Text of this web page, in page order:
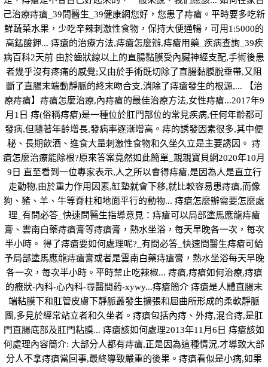
己治療痔瘡_39問醫生_39健康網您好，您患了痔瘡。平時要多吃新
鮮蔬菜水果，少吃辛辣刺激性食物，保持大便通暢，可用1:5000的
高錳酸鉀... 痔瘡的治療方法,痔瘡怎麼辦,痔瘡用藥_疾病查詢_39疾
病百科2天前 由於齒狀線以上的直腸黏膜受內臟神經支配,手術後患
者幾乎沒有疼痛的感覺;又由於手術既切除了直腸黏膜脫垂帶,又阻
斷了直腸末端動靜脈的終末吻合支,消除了痔瘡發生的根源,... 【治
療痔瘡】痔瘡怎麼治療,內痔瘡的最佳治療方法,女性痔瘡...2017年9
月1日 痔(俗稱痔瘡)是一種位於肛門部位的常見疾病,任何年齡都可
發病,但隨著年齡增長,發病率逐漸增高。痔的誘發因素很多,其中便
秘、長期飲酒、進食大量刺激性食物和久坐久立是主要誘因。 痔
瘡怎麼治療能除根?原來答案竟然如此簡單_親親寶貝網2020年10月
9日 直至看到一位專家表示,人之所以會得痔瘡,是因為人是直立行
走動物,由於重力作用因素,缸墊就會下移,就比較容易患痔瘡,而像
狗、豬、羊、牛等脊柱和地面平行的動物... 痔瘡怎麼辦需要怎麼處
理_有問必答_快速問醫生指導意見：痔瘡可以局部塗馬應龍痔瘡
膏、雲南白藥痔瘡膏等痔瘡膏，熱水坐浴，每天早晚各一次，每次
半小時。 得了痔瘡要如何處理呢?_有問必答_快速問醫生痔瘡可給
予局部塗馬應龍痔瘡膏或者是雲南白藥痔瘡膏，熱水坐浴每天早晚
各一次，每次半小時。平時禁止吃辣椒... 痔瘡,痔瘡如何治療,痔瘡
的癥狀-內科-心內科-尋醫問葯-xywy...痔瘡簡介 痔瘡是人體直腸末
端粘膜下和肛管皮膚下靜脈叢發生擴張和屈曲所形成的柔軟靜脈
團,多見於經常站立者和久坐者。痔瘡包括內痔、外痔,混合痔,是肛
門直腸底部及肛門粘膜... 痔瘡該如何處理2013年11月6日 痔瘡該如
何處理內容簡介: 大部分人都有痔瘡,正是因為這種情況,才導致大部
分人不拿痔瘡當回事,最終導致嚴重的後果。痔瘡看似是小病,如果